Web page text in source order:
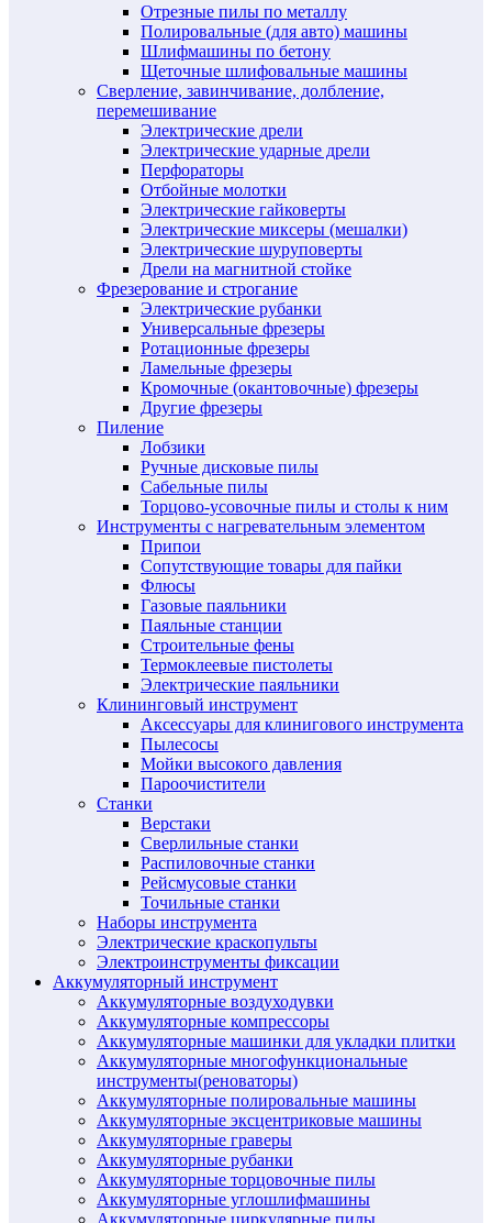
Отрезные пилы по металлу
Полировальные (для авто) машины
Шлифмашины по бетону
Щеточные шлифовальные машины
Сверление, завинчивание, долбление,
перемешивание
Электрические дрели
Электрические ударные дрели
Перфораторы
Отбойные молотки
Электрические гайковерты
Электрические миксеры (мешалки)
Электрические шуруповерты
Дрели на магнитной стойке
Фрезерование и строгание
Электрические рубанки
Универсальные фрезеры
Ротационные фрезеры
Ламельные фрезеры
Кромочные (окантовочные) фрезеры
Другие фрезеры
Пиление
Лобзики
Ручные дисковые пилы
Сабельные пилы
Торцово-усовочные пилы и столы к ним
Инструменты с нагревательным элементом
Припои
Сопутствующие товары для пайки
Флюсы
Газовые паяльники
Паяльные станции
Строительные фены
Термоклеевые пистолеты
Электрические паяльники
Клининговый инструмент
Аксессуары для клинигового инструмента
Пылесосы
Мойки высокого давления
Пароочистители
Станки
Верстаки
Сверлильные станки
Распиловочные станки
Рейсмусовые станки
Точильные станки
Наборы инструмента
Электрические краскопульты
Электроинструменты фиксации
Аккумуляторный инструмент
Аккумуляторные воздуходувки
Аккумуляторные компрессоры
Аккумуляторные машинки для укладки плитки
Аккумуляторные многофункциональные
инструменты(реноваторы)
Аккумуляторные полировальные машины
Аккумуляторные эксцентриковые машины
Аккумуляторные граверы
Аккумуляторные рубанки
Аккумуляторные торцовочные пилы
Аккумуляторные углошлифмашины
Аккумуляторные циркулярные пилы